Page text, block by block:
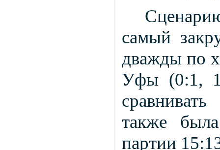
самый
дважды по
Уфы (0:1,
также
партии